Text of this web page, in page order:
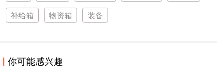
补给箱
物资箱 装备
你可能感兴趣